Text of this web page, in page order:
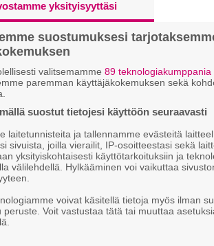
kipuilevaa suomenkielistä
toinen sinkkubiisi, joka pyrkii
mustien nahkasiipien
tummanpuhuva laulu
rouhean, Commodore 64 -
ja tarttuvaksi kokonaisuudeksi.”
yksityisyyttäsi
suostumuksesi
valitsemamme 89 teknologiakumppania
paremman käyttäjäkokemuksen sekä
suostut tietojesi käyttöön seuraavasti
laitetunnisteita ja tallennamme evästeitä
sivuista, joilla vierailit, IP-osoitteestasi sekä
yksityiskohtaisesti käyttötarkoituksiin ja
välilehdellä. Hylkääminen voi vaikuttaa
voivat käsitellä tietoja myös ilman
peruste. Voit vastustaa tätä tai muuttaa